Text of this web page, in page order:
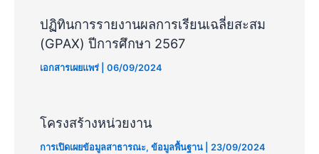
ปฏิทินการรายงานผลการเรียนเฉลี่ยสะสม
(GPAX) ปีการศึกษา 2567
เอกสารเผยแพร่ |06/09/2024
โครงสร้างหน่วยงาน
การเปิดเผยข้อมูลสาธารณะ,ข้อมูลพื้นฐาน 23/09/2024